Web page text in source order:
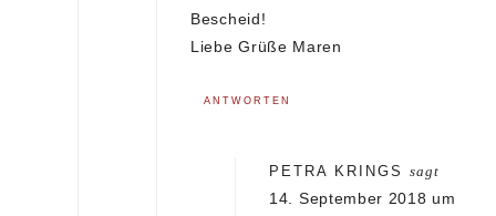
Bescheid!
Liebe Grüße Maren
ANTWORTEN
PETRA KRINGS sagt
14. September 2018 um